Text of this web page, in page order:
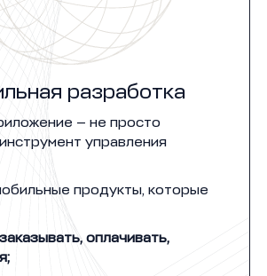
разработка
— не просто
управления
продукты, которые
оплачивать,